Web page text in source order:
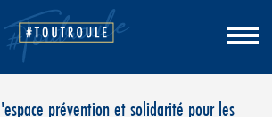
prévention et solidarité pour les